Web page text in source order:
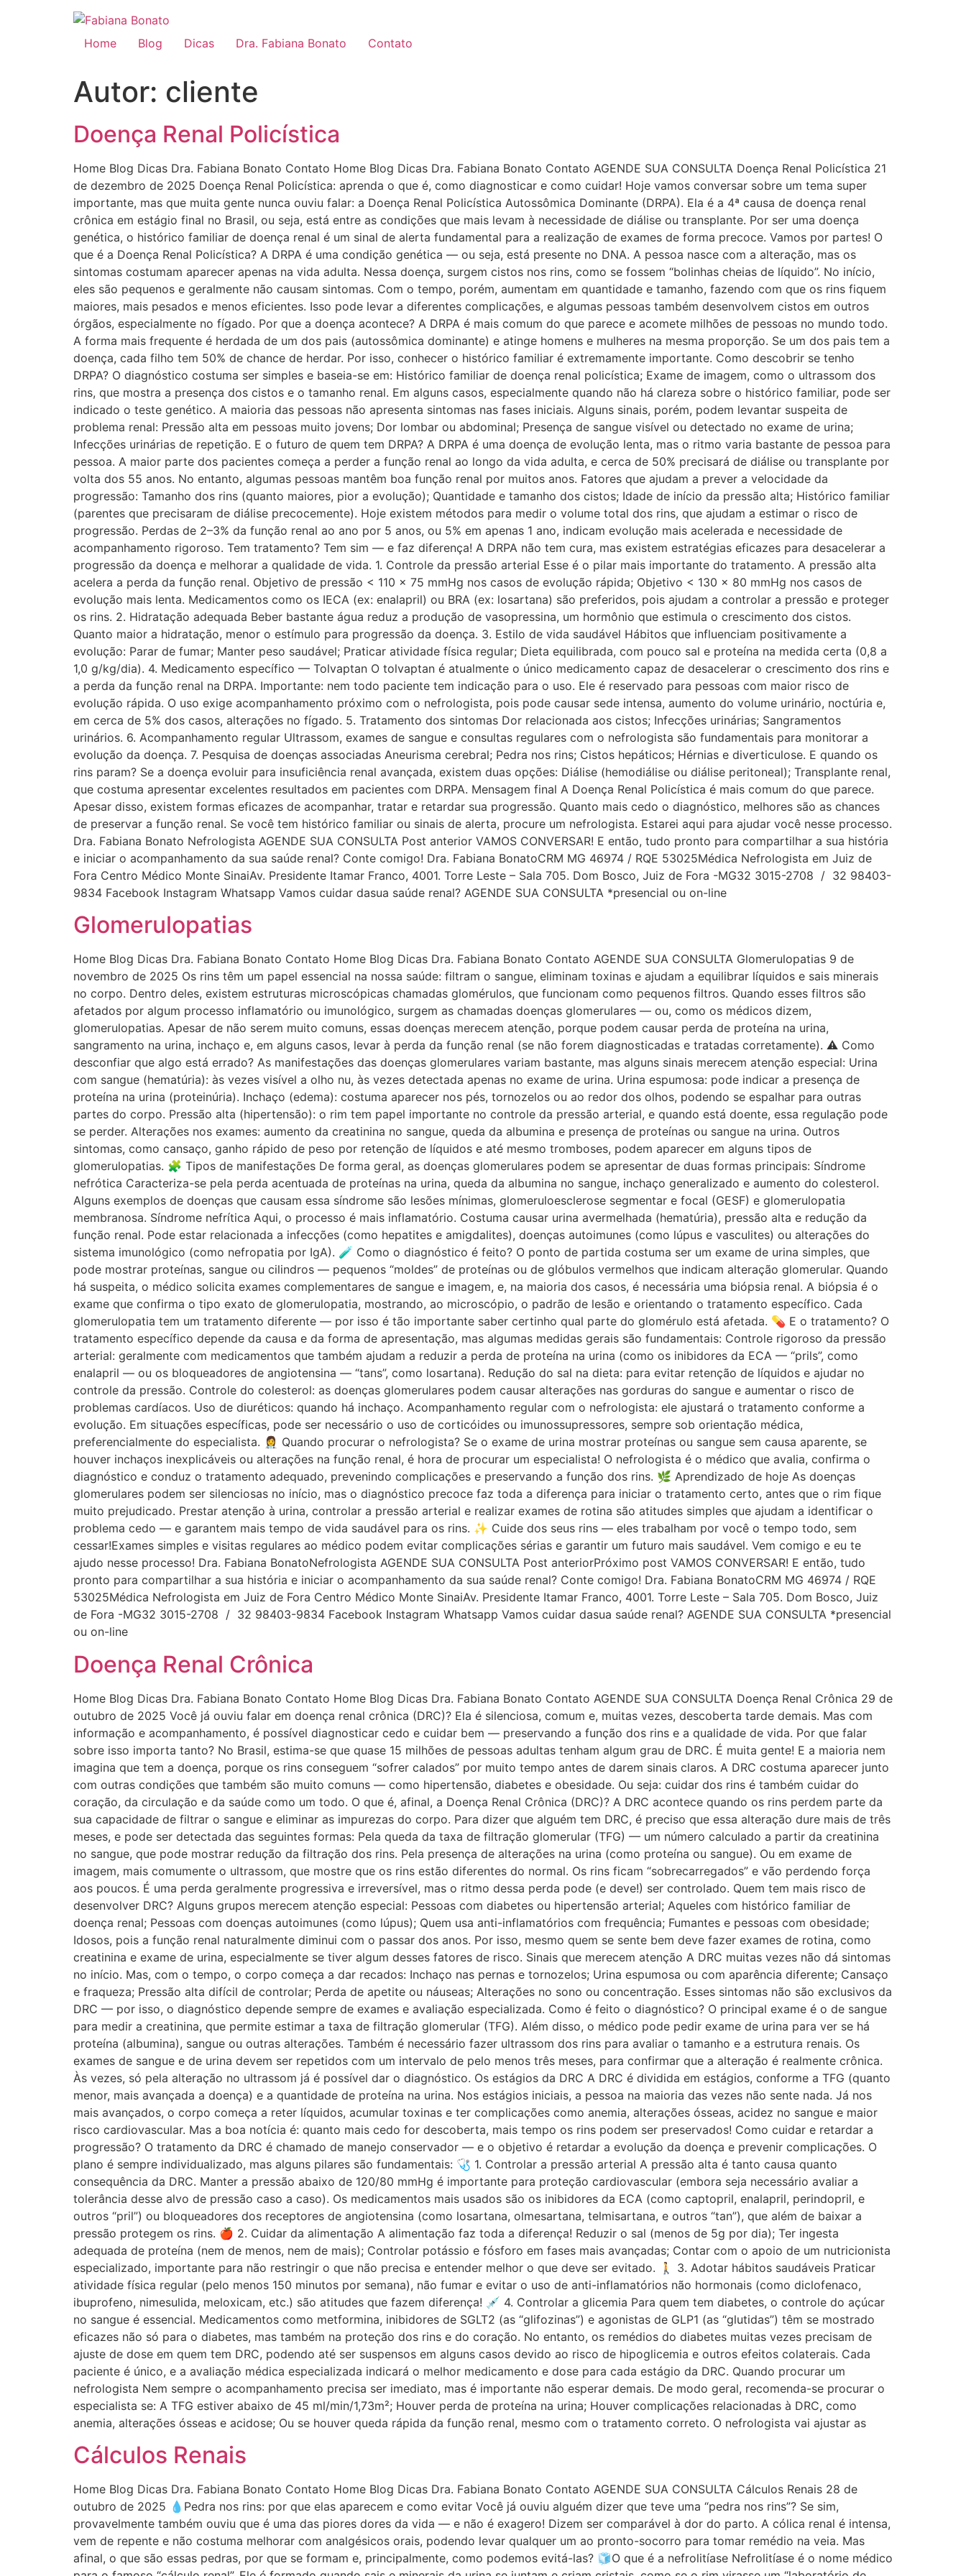
Home Blog Dicas Dra. Fabiana Bonato Contato
Autor: cliente
Doença Renal Policística
Home Blog Dicas Dra. Fabiana Bonato Contato Home Blog Dicas Dra. Fabiana Bonato Contato AGENDE SUA CONSULTA Doença Renal Policística 21
de dezembro de 2025 Doença Renal Policística: aprenda o que é, como diagnosticar e como cuidar! Hoje vamos conversar sobre um tema super
importante, mas que muita gente nunca ouviu falar: a Doença Renal Policística Autossômica Dominante (DRPA). Ela é a 4ª causa de doença renal
crônica em estágio final no Brasil, ou seja, está entre as condições que mais levam à necessidade de diálise ou transplante. Por ser uma doença
genética, o histórico familiar de doença renal é um sinal de alerta fundamental para a realização de exames de forma precoce. Vamos por partes! O
que é a Doença Renal Policística? A DRPA é uma condição genética — ou seja, está presente no DNA. A pessoa nasce com a alteração, mas os
sintomas costumam aparecer apenas na vida adulta. Nessa doença, surgem cistos nos rins, como se fossem “bolinhas cheias de líquido”. No início,
eles são pequenos e geralmente não causam sintomas. Com o tempo, porém, aumentam em quantidade e tamanho, fazendo com que os rins fiquem
maiores, mais pesados e menos eficientes. Isso pode levar a diferentes complicações, e algumas pessoas também desenvolvem cistos em outros
órgãos, especialmente no fígado. Por que a doença acontece? A DRPA é mais comum do que parece e acomete milhões de pessoas no mundo todo.
A forma mais frequente é herdada de um dos pais (autossômica dominante) e atinge homens e mulheres na mesma proporção. Se um dos pais tem a
doença, cada filho tem 50% de chance de herdar. Por isso, conhecer o histórico familiar é extremamente importante. Como descobrir se tenho
DRPA? O diagnóstico costuma ser simples e baseia-se em: Histórico familiar de doença renal policística; Exame de imagem, como o ultrassom dos
rins, que mostra a presença dos cistos e o tamanho renal. Em alguns casos, especialmente quando não há clareza sobre o histórico familiar, pode ser
indicado o teste genético. A maioria das pessoas não apresenta sintomas nas fases iniciais. Alguns sinais, porém, podem levantar suspeita de
problema renal: Pressão alta em pessoas muito jovens; Dor lombar ou abdominal; Presença de sangue visível ou detectado no exame de urina;
Infecções urinárias de repetição. E o futuro de quem tem DRPA? A DRPA é uma doença de evolução lenta, mas o ritmo varia bastante de pessoa para
pessoa. A maior parte dos pacientes começa a perder a função renal ao longo da vida adulta, e cerca de 50% precisará de diálise ou transplante por
volta dos 55 anos. No entanto, algumas pessoas mantêm boa função renal por muitos anos. Fatores que ajudam a prever a velocidade da
progressão: Tamanho dos rins (quanto maiores, pior a evolução); Quantidade e tamanho dos cistos; Idade de início da pressão alta; Histórico familiar
(parentes que precisaram de diálise precocemente). Hoje existem métodos para medir o volume total dos rins, que ajudam a estimar o risco de
progressão. Perdas de 2–3% da função renal ao ano por 5 anos, ou 5% em apenas 1 ano, indicam evolução mais acelerada e necessidade de
acompanhamento rigoroso. Tem tratamento? Tem sim — e faz diferença! A DRPA não tem cura, mas existem estratégias eficazes para desacelerar a
progressão da doença e melhorar a qualidade de vida. 1. Controle da pressão arterial Esse é o pilar mais importante do tratamento. A pressão alta
acelera a perda da função renal. Objetivo de pressão < 110 x 75 mmHg nos casos de evolução rápida; Objetivo < 130 x 80 mmHg nos casos de
evolução mais lenta. Medicamentos como os IECA (ex: enalapril) ou BRA (ex: losartana) são preferidos, pois ajudam a controlar a pressão e proteger
os rins. 2. Hidratação adequada Beber bastante água reduz a produção de vasopressina, um hormônio que estimula o crescimento dos cistos.
Quanto maior a hidratação, menor o estímulo para progressão da doença. 3. Estilo de vida saudável Hábitos que influenciam positivamente a
evolução: Parar de fumar; Manter peso saudável; Praticar atividade física regular; Dieta equilibrada, com pouco sal e proteína na medida certa (0,8 a
1,0 g/kg/dia). 4. Medicamento específico — Tolvaptan O tolvaptan é atualmente o único medicamento capaz de desacelerar o crescimento dos rins e
a perda da função renal na DRPA. Importante: nem todo paciente tem indicação para o uso. Ele é reservado para pessoas com maior risco de
evolução rápida. O uso exige acompanhamento próximo com o nefrologista, pois pode causar sede intensa, aumento do volume urinário, noctúria e,
em cerca de 5% dos casos, alterações no fígado. 5. Tratamento dos sintomas Dor relacionada aos cistos; Infecções urinárias; Sangramentos
urinários. 6. Acompanhamento regular Ultrassom, exames de sangue e consultas regulares com o nefrologista são fundamentais para monitorar a
evolução da doença. 7. Pesquisa de doenças associadas Aneurisma cerebral; Pedra nos rins; Cistos hepáticos; Hérnias e diverticulose. E quando os
rins param? Se a doença evoluir para insuficiência renal avançada, existem duas opções: Diálise (hemodiálise ou diálise peritoneal); Transplante renal,
que costuma apresentar excelentes resultados em pacientes com DRPA. Mensagem final A Doença Renal Policística é mais comum do que parece.
Apesar disso, existem formas eficazes de acompanhar, tratar e retardar sua progressão. Quanto mais cedo o diagnóstico, melhores são as chances
de preservar a função renal. Se você tem histórico familiar ou sinais de alerta, procure um nefrologista. Estarei aqui para ajudar você nesse processo.
Dra. Fabiana Bonato Nefrologista AGENDE SUA CONSULTA Post anterior VAMOS CONVERSAR! E então, tudo pronto para compartilhar a sua história
e iniciar o acompanhamento da sua saúde renal? Conte comigo! Dra. Fabiana BonatoCRM MG 46974 / RQE 53025Médica Nefrologista em Juiz de
Fora Centro Médico Monte SinaiAv. Presidente Itamar Franco, 4001. Torre Leste – Sala 705. Dom Bosco, Juiz de Fora -MG32 3015-2708 / 32 98403-
9834 Facebook Instagram Whatsapp Vamos cuidar dasua saúde renal? AGENDE SUA CONSULTA *presencial ou on-line
Glomerulopatias
Home Blog Dicas Dra. Fabiana Bonato Contato Home Blog Dicas Dra. Fabiana Bonato Contato AGENDE SUA CONSULTA Glomerulopatias 9 de
novembro de 2025 Os rins têm um papel essencial na nossa saúde: filtram o sangue, eliminam toxinas e ajudam a equilibrar líquidos e sais minerais
no corpo. Dentro deles, existem estruturas microscópicas chamadas glomérulos, que funcionam como pequenos filtros. Quando esses filtros são
afetados por algum processo inflamatório ou imunológico, surgem as chamadas doenças glomerulares — ou, como os médicos dizem,
glomerulopatias. Apesar de não serem muito comuns, essas doenças merecem atenção, porque podem causar perda de proteína na urina,
sangramento na urina, inchaço e, em alguns casos, levar à perda da função renal (se não forem diagnosticadas e tratadas corretamente). ⚠️ Como
desconfiar que algo está errado? As manifestações das doenças glomerulares variam bastante, mas alguns sinais merecem atenção especial: Urina
com sangue (hematúria): às vezes visível a olho nu, às vezes detectada apenas no exame de urina. Urina espumosa: pode indicar a presença de
proteína na urina (proteinúria). Inchaço (edema): costuma aparecer nos pés, tornozelos ou ao redor dos olhos, podendo se espalhar para outras
partes do corpo. Pressão alta (hipertensão): o rim tem papel importante no controle da pressão arterial, e quando está doente, essa regulação pode
se perder. Alterações nos exames: aumento da creatinina no sangue, queda da albumina e presença de proteínas ou sangue na urina. Outros
sintomas, como cansaço, ganho rápido de peso por retenção de líquidos e até mesmo tromboses, podem aparecer em alguns tipos de
glomerulopatias. 🧩 Tipos de manifestações De forma geral, as doenças glomerulares podem se apresentar de duas formas principais: Síndrome
nefrótica Caracteriza-se pela perda acentuada de proteínas na urina, queda da albumina no sangue, inchaço generalizado e aumento do colesterol.
Alguns exemplos de doenças que causam essa síndrome são lesões mínimas, glomeruloesclerose segmentar e focal (GESF) e glomerulopatia
membranosa. Síndrome nefrítica Aqui, o processo é mais inflamatório. Costuma causar urina avermelhada (hematúria), pressão alta e redução da
função renal. Pode estar relacionada a infecções (como hepatites e amigdalites), doenças autoimunes (como lúpus e vasculites) ou alterações do
sistema imunológico (como nefropatia por IgA). 🧪 Como o diagnóstico é feito? O ponto de partida costuma ser um exame de urina simples, que
pode mostrar proteínas, sangue ou cilindros — pequenos “moldes” de proteínas ou de glóbulos vermelhos que indicam alteração glomerular. Quando
há suspeita, o médico solicita exames complementares de sangue e imagem, e, na maioria dos casos, é necessária uma biópsia renal. A biópsia é o
exame que confirma o tipo exato de glomerulopatia, mostrando, ao microscópio, o padrão de lesão e orientando o tratamento específico. Cada
glomerulopatia tem um tratamento diferente — por isso é tão importante saber certinho qual parte do glomérulo está afetada. 💊 E o tratamento? O
tratamento específico depende da causa e da forma de apresentação, mas algumas medidas gerais são fundamentais: Controle rigoroso da pressão
arterial: geralmente com medicamentos que também ajudam a reduzir a perda de proteína na urina (como os inibidores da ECA — “prils”, como
enalapril — ou os bloqueadores de angiotensina — “tans”, como losartana). Redução do sal na dieta: para evitar retenção de líquidos e ajudar no
controle da pressão. Controle do colesterol: as doenças glomerulares podem causar alterações nas gorduras do sangue e aumentar o risco de
problemas cardíacos. Uso de diuréticos: quando há inchaço. Acompanhamento regular com o nefrologista: ele ajustará o tratamento conforme a
evolução. Em situações específicas, pode ser necessário o uso de corticóides ou imunossupressores, sempre sob orientação médica,
preferencialmente do especialista. 👩‍⚕️ Quando procurar o nefrologista? Se o exame de urina mostrar proteínas ou sangue sem causa aparente, se
houver inchaços inexplicáveis ou alterações na função renal, é hora de procurar um especialista! O nefrologista é o médico que avalia, confirma o
diagnóstico e conduz o tratamento adequado, prevenindo complicações e preservando a função dos rins. 🌿 Aprendizado de hoje As doenças
glomerulares podem ser silenciosas no início, mas o diagnóstico precoce faz toda a diferença para iniciar o tratamento certo, antes que o rim fique
muito prejudicado. Prestar atenção à urina, controlar a pressão arterial e realizar exames de rotina são atitudes simples que ajudam a identificar o
problema cedo — e garantem mais tempo de vida saudável para os rins. ✨ Cuide dos seus rins — eles trabalham por você o tempo todo, sem
cessar!Exames simples e visitas regulares ao médico podem evitar complicações sérias e garantir um futuro mais saudável. Vem comigo e eu te
ajudo nesse processo! Dra. Fabiana BonatoNefrologista AGENDE SUA CONSULTA Post anteriorPróximo post VAMOS CONVERSAR! E então, tudo
pronto para compartilhar a sua história e iniciar o acompanhamento da sua saúde renal? Conte comigo! Dra. Fabiana BonatoCRM MG 46974 / RQE
53025Médica Nefrologista em Juiz de Fora Centro Médico Monte SinaiAv. Presidente Itamar Franco, 4001. Torre Leste – Sala 705. Dom Bosco, Juiz
de Fora -MG32 3015-2708 / 32 98403-9834 Facebook Instagram Whatsapp Vamos cuidar dasua saúde renal? AGENDE SUA CONSULTA *presencial
ou on-line
Doença Renal Crônica
Home Blog Dicas Dra. Fabiana Bonato Contato Home Blog Dicas Dra. Fabiana Bonato Contato AGENDE SUA CONSULTA Doença Renal Crônica 29 de
outubro de 2025 Você já ouviu falar em doença renal crônica (DRC)? Ela é silenciosa, comum e, muitas vezes, descoberta tarde demais. Mas com
informação e acompanhamento, é possível diagnosticar cedo e cuidar bem — preservando a função dos rins e a qualidade de vida. Por que falar
sobre isso importa tanto? No Brasil, estima-se que quase 15 milhões de pessoas adultas tenham algum grau de DRC. É muita gente! E a maioria nem
imagina que tem a doença, porque os rins conseguem “sofrer calados” por muito tempo antes de darem sinais claros. A DRC costuma aparecer junto
com outras condições que também são muito comuns — como hipertensão, diabetes e obesidade. Ou seja: cuidar dos rins é também cuidar do
coração, da circulação e da saúde como um todo. O que é, afinal, a Doença Renal Crônica (DRC)? A DRC acontece quando os rins perdem parte da
sua capacidade de filtrar o sangue e eliminar as impurezas do corpo. Para dizer que alguém tem DRC, é preciso que essa alteração dure mais de três
meses, e pode ser detectada das seguintes formas: Pela queda da taxa de filtração glomerular (TFG) — um número calculado a partir da creatinina
no sangue, que pode mostrar redução da filtração dos rins. Pela presença de alterações na urina (como proteína ou sangue). Ou em exame de
imagem, mais comumente o ultrassom, que mostre que os rins estão diferentes do normal. Os rins ficam “sobrecarregados” e vão perdendo força
aos poucos. É uma perda geralmente progressiva e irreversível, mas o ritmo dessa perda pode (e deve!) ser controlado. Quem tem mais risco de
desenvolver DRC? Alguns grupos merecem atenção especial: Pessoas com diabetes ou hipertensão arterial; Aqueles com histórico familiar de
doença renal; Pessoas com doenças autoimunes (como lúpus); Quem usa anti-inflamatórios com frequência; Fumantes e pessoas com obesidade;
Idosos, pois a função renal naturalmente diminui com o passar dos anos. Por isso, mesmo quem se sente bem deve fazer exames de rotina, como
creatinina e exame de urina, especialmente se tiver algum desses fatores de risco. Sinais que merecem atenção A DRC muitas vezes não dá sintomas
no início. Mas, com o tempo, o corpo começa a dar recados: Inchaço nas pernas e tornozelos; Urina espumosa ou com aparência diferente; Cansaço
e fraqueza; Pressão alta difícil de controlar; Perda de apetite ou náuseas; Alterações no sono ou concentração. Esses sintomas não são exclusivos da
DRC — por isso, o diagnóstico depende sempre de exames e avaliação especializada. Como é feito o diagnóstico? O principal exame é o de sangue
para medir a creatinina, que permite estimar a taxa de filtração glomerular (TFG). Além disso, o médico pode pedir exame de urina para ver se há
proteína (albumina), sangue ou outras alterações. Também é necessário fazer ultrassom dos rins para avaliar o tamanho e a estrutura renais. Os
exames de sangue e de urina devem ser repetidos com um intervalo de pelo menos três meses, para confirmar que a alteração é realmente crônica.
Às vezes, só pela alteração no ultrassom já é possível dar o diagnóstico. Os estágios da DRC A DRC é dividida em estágios, conforme a TFG (quanto
menor, mais avançada a doença) e a quantidade de proteína na urina. Nos estágios iniciais, a pessoa na maioria das vezes não sente nada. Já nos
mais avançados, o corpo começa a reter líquidos, acumular toxinas e ter complicações como anemia, alterações ósseas, acidez no sangue e maior
risco cardiovascular. Mas a boa notícia é: quanto mais cedo for descoberta, mais tempo os rins podem ser preservados! Como cuidar e retardar a
progressão? O tratamento da DRC é chamado de manejo conservador — e o objetivo é retardar a evolução da doença e prevenir complicações. O
plano é sempre individualizado, mas alguns pilares são fundamentais: 🩺 1. Controlar a pressão arterial A pressão alta é tanto causa quanto
consequência da DRC. Manter a pressão abaixo de 120/80 mmHg é importante para proteção cardiovascular (embora seja necessário avaliar a
tolerância desse alvo de pressão caso a caso). Os medicamentos mais usados são os inibidores da ECA (como captopril, enalapril, perindopril, e
outros “pril”) ou bloqueadores dos receptores de angiotensina (como losartana, olmesartana, telmisartana, e outros “tan”), que além de baixar a
pressão protegem os rins. 🍎 2. Cuidar da alimentação A alimentação faz toda a diferença! Reduzir o sal (menos de 5g por dia); Ter ingesta
adequada de proteína (nem de menos, nem de mais); Controlar potássio e fósforo em fases mais avançadas; Contar com o apoio de um nutricionista
especializado, importante para não restringir o que não precisa e entender melhor o que deve ser evitado. 🚶 3. Adotar hábitos saudáveis Praticar
atividade física regular (pelo menos 150 minutos por semana), não fumar e evitar o uso de anti-inflamatórios não hormonais (como diclofenaco,
ibuprofeno, nimesulida, meloxicam, etc.) são atitudes que fazem diferença! 💉 4. Controlar a glicemia Para quem tem diabetes, o controle do açúcar
no sangue é essencial. Medicamentos como metformina, inibidores de SGLT2 (as “glifozinas”) e agonistas de GLP1 (as “glutidas”) têm se mostrado
eficazes não só para o diabetes, mas também na proteção dos rins e do coração. No entanto, os remédios do diabetes muitas vezes precisam de
ajuste de dose em quem tem DRC, podendo até ser suspensos em alguns casos devido ao risco de hipoglicemia e outros efeitos colaterais. Cada
paciente é único, e a avaliação médica especializada indicará o melhor medicamento e dose para cada estágio da DRC. Quando procurar um
nefrologista Nem sempre o acompanhamento precisa ser imediato, mas é importante não esperar demais. De modo geral, recomenda-se procurar o
especialista se: A TFG estiver abaixo de 45 ml/min/1,73m²; Houver perda de proteína na urina; Houver complicações relacionadas à DRC, como
anemia, alterações ósseas e acidose; Ou se houver queda rápida da função renal, mesmo com o tratamento correto. O nefrologista vai ajustar as
Cálculos Renais
Home Blog Dicas Dra. Fabiana Bonato Contato Home Blog Dicas Dra. Fabiana Bonato Contato AGENDE SUA CONSULTA Cálculos Renais 28 de
outubro de 2025 💧Pedra nos rins: por que elas aparecem e como evitar Você já ouviu alguém dizer que teve uma “pedra nos rins”? Se sim,
provavelmente também ouviu que é uma das piores dores da vida — e não é exagero! Dizem ser comparável à dor do parto. A cólica renal é intensa,
vem de repente e não costuma melhorar com analgésicos orais, podendo levar qualquer um ao pronto-socorro para tomar remédio na veia. Mas
afinal, o que são essas pedras, por que se formam e, principalmente, como podemos evitá-las? 🧊O que é a nefrolitíase Nefrolitíase é o nome médico